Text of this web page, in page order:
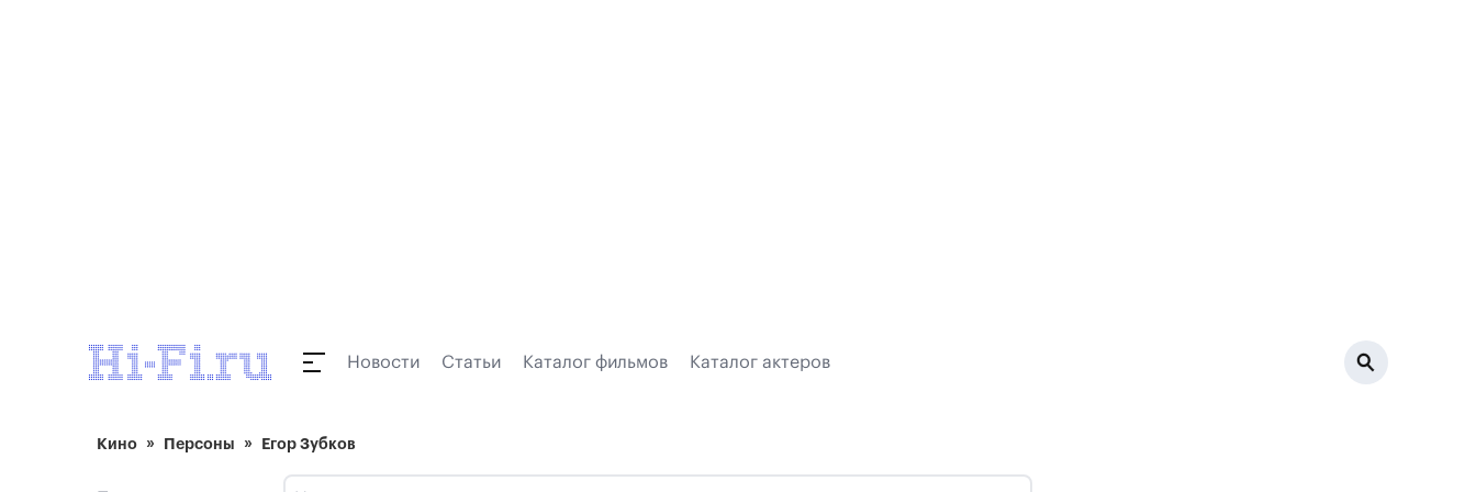
Новости Статьи Каталог фильмов Каталог актеров
Кино Персоны Егор Зубков